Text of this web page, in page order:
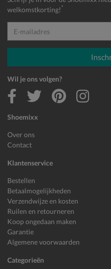
Shoemixx
Over ons
Contact
Klantenservice
Bestellen
Betaalmogelijkheden
Verzendwijze en kosten
Ruilen en retourneren
Koop ongedaan maken
Garantie
Algemene voorwaarden
Categorieën
welkomstkorting! *
E-mailadres
Wil je ons volgen?